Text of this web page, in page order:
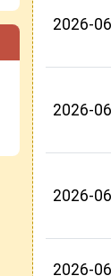
2026-
2026-
2026-
2026-